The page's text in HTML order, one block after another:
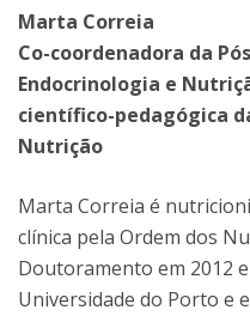
Marta Correia
Co-coordenadora da
Endocrinologia e
científico-pedagógica
Nutrição
Marta Correia é
clínica pela Ordem dos
Doutoramento em 2012
Universidade do Porto e